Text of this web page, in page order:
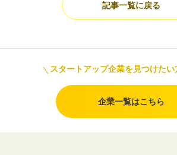
記事一覧に戻る
スタートアップ企業を見つけたい
企業一覧はこちら